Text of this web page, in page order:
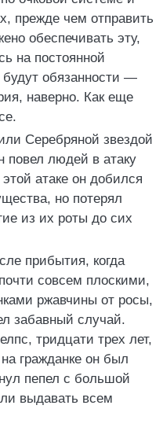
прежде чем отправить
обеспечивать эту,
на постоянной
обязанности —
наверно. Как еще
Серебряной звездой
повел людей в атаку
атаке он добился
но потерял
из их роты до сих
прибытия, когда
совсем плоскими,
ржавчины от росы,
забавный случай.
тридцати трех лет,
гражданке он был
пепел с большой
выдавать всем